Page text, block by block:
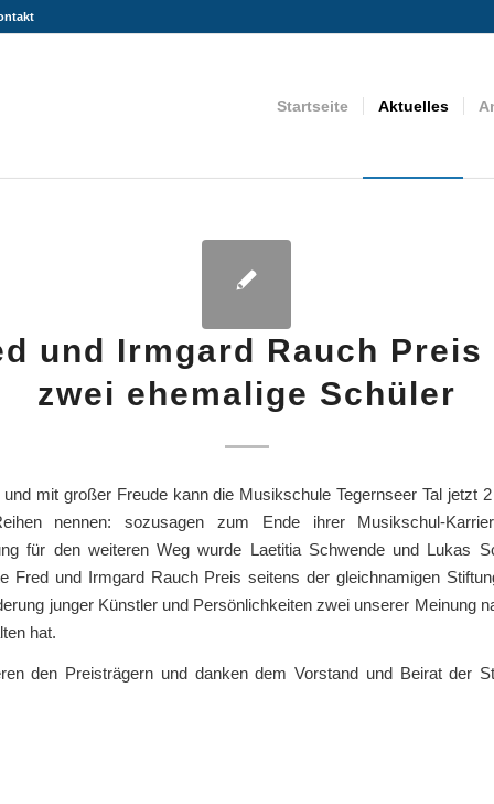
Startseite Aktuelles
und Irmgard Rauch
zwei ehemalige Schüler
mit großer Freude kann die Musikschule Tegernseer Tal jetzt
nennen: sozusagen zum Ende ihrer Musikschul-
für den weiteren Weg wurde Laetitia Schwende und Lukas
Fred und Irmgard Rauch Preis seitens der gleichnamigen
junger Künstler und Persönlichkeiten zwei unserer Meinung
hat.
den Preisträgern und danken dem Vorstand und Beirat der